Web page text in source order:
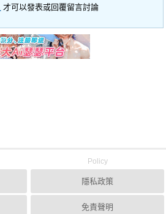
才可以發表或回覆留言討論
Policy
隱私政策
免責聲明